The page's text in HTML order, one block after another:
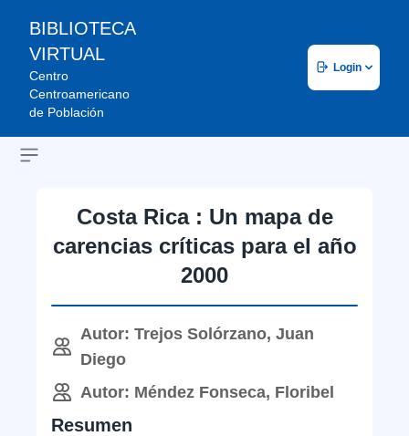
BIBLIOTECA
VIRTUAL
Centro
Centroamericano
de Población
Login
Open sidebar
Costa Rica : Un mapa de
carencias críticas para el año
2000
Autor: Trejos Solórzano, Juan
Diego
Autor: Méndez Fonseca, Floribel
Resumen